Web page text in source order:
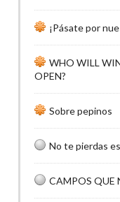
¡Pásate por
WHO WILL
OPEN?
Sobre pepinos
No te pierdas
CAMPOS QUE